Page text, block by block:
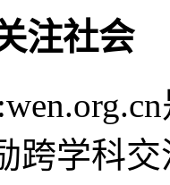
注社会
跨学科